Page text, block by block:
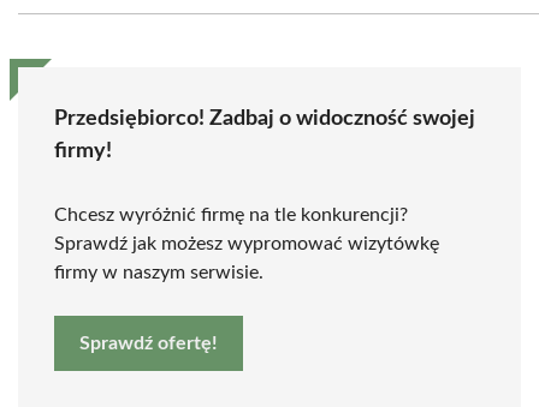
Przedsiębiorco! Zadbaj o widoczność swojej
firmy!
Chcesz wyróżnić firmę na tle konkurencji?
Sprawdź jak możesz wypromować wizytówkę
firmy w naszym serwisie.
Sprawdź ofertę!